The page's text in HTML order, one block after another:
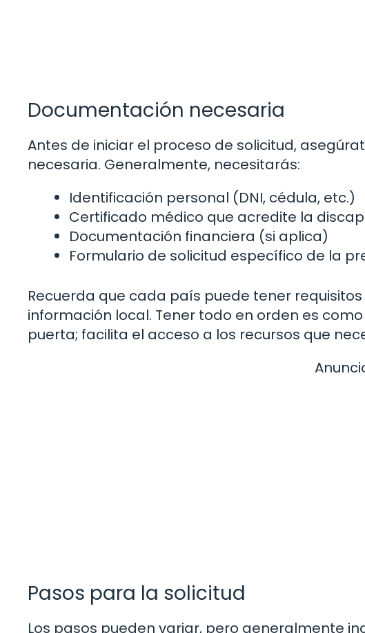
Documentación necesaria
Antes de iniciar el proceso de solicitud,
necesaria. Generalmente, necesitarás:
Identificación personal (DNI, cédula, etc.)
Certificado médico que acredite la
Documentación financiera (si aplica)
Formulario de solicitud específico de la
Recuerda que cada país puede tener
información local. Tener todo en orden es
puerta; facilita el acceso a los recursos que
Pasos para la solicitud
Los pasos pueden variar, pero generalmente